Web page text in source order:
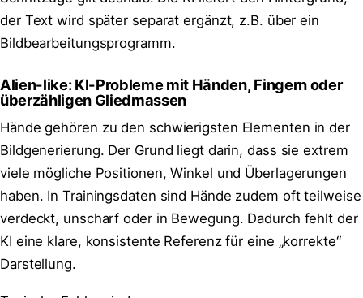
der Text wird später separat ergänzt, z.B. über ein
Bildbearbeitungsprogramm.
Alien-like: KI-Probleme mit Händen, Fingern oder
überzähligen Gliedmassen
Hände gehören zu den schwierigsten Elementen in der
Bildgenerierung. Der Grund liegt darin, dass sie extrem
viele mögliche Positionen, Winkel und Überlagerungen
haben. In Trainingsdaten sind Hände zudem oft teilweise
verdeckt, unscharf oder in Bewegung. Dadurch fehlt der
KI eine klare, konsistente Referenz für eine „korrekte“
Darstellung.